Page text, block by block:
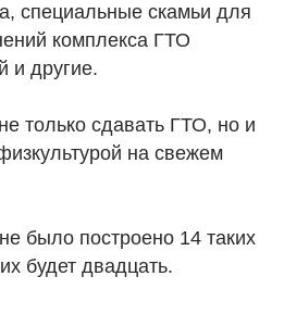
специальные скамьи для
комплекса ГТО
и другие.
только сдавать ГТО, но и
на свежем
было построено 14 таких
будет двадцать.